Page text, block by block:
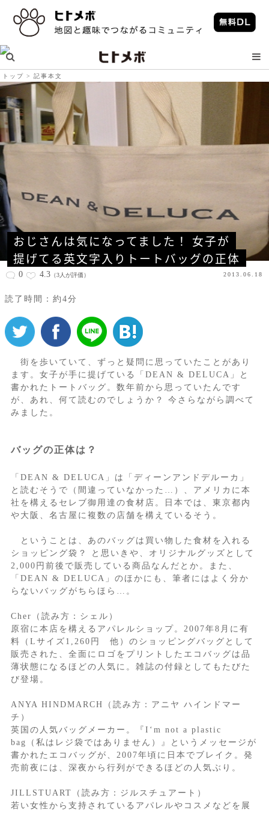
トップ 記事本文
おじさんは気になってました！ 女子が
提げてる英文字入りトートバッグの正体
0 4.3 （3人が評価） 2013.06.18
読了時間：約4分
街を歩いていて、ずっと疑問に思っていたことがあり
ます。女子が手に提げている「DEAN & DELUCA」と
書かれたトートバッグ。数年前から思っていたんです
が、あれ、何て読むのでしょうか？ 今さらながら調べて
みました。
バッグの正体は？
「DEAN & DELUCA」は「ディーンアンドデルーカ」
と読むそうで（間違っていなかった…）、アメリカに本
社を構えるセレブ御用達の食材店。日本では、東京都内
や大阪、名古屋に複数の店舗を構えているそう。
ということは、あのバッグは買い物した食材を入れる
ショッピング袋？ と思いきや、オリジナルグッズとして
2,000円前後で販売している商品なんだとか。また、
「DEAN & DELUCA」のほかにも、筆者にはよく分か
らないバッグがちらほら…。
Cher（読み方：シェル）
原宿に本店を構えるアパレルショップ。2007年8月に有
料（Lサイズ1,260円 他）のショッピングバッグとして
販売された、全面にロゴをプリントしたエコバッグは品
薄状態になるほどの人気に。雑誌の付録としてもたびた
び登場。
ANYA HINDMARCH（読み方：アニヤ ハインドマー
チ）
英国の人気バッグメーカー。『I‘m not a plastic
bag（私はレジ袋ではありません）』というメッセージが
書かれたエコバッグが、2007年頃に日本でブレイク。発
売前夜には、深夜から行列ができるほどの人気ぶり。
JILLSTUART（読み方：ジルスチュアート）
若い女性から支持されているアパレルやコスメなどを展